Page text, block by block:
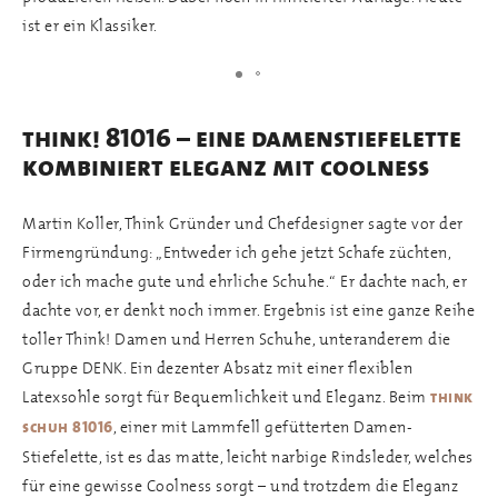
ist er ein Klassiker.
think! 81016 – eine damenstiefelette
kombiniert eleganz mit coolness
Martin Koller, Think Gründer und Chefdesigner sagte vor der
Firmengründung: „Entweder ich gehe jetzt Schafe züchten,
oder ich mache gute und ehrliche Schuhe.“ Er dachte nach, er
dachte vor, er denkt noch immer. Ergebnis ist eine ganze Reihe
toller Think! Damen und Herren Schuhe, unteranderem die
Gruppe DENK. Ein dezenter Absatz mit einer flexiblen
Latexsohle sorgt für Bequemlichkeit und Eleganz. Beim think
schuh 81016, einer mit Lammfell gefütterten Damen-
Stiefelette, ist es das matte, leicht narbige Rindsleder, welches
für eine gewisse Coolness sorgt – und trotzdem die Eleganz